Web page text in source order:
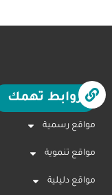
روابط تهمك
مواقع رسمية
مواقع تنموية
مواقع دليلية